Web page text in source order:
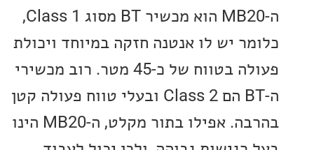
ה-MB20 הוא מכשיר BT מסוג Class 1,
יש לו אנטנה חזקה במיוחד ויכולת
פעולה בטווח של כ-45 מטר. רוב מכשירי
ה-BT הם Class 2 ובעלי טווח פעולה קטן
בהרבה. אפילו בתור מקלט, ה-MB20 הינו